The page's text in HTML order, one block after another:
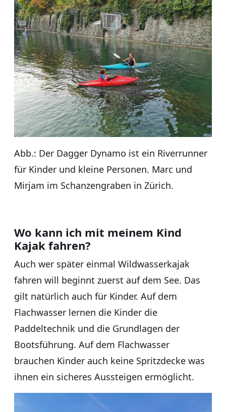
Abb.: Der Dagger Dynamo ist ein Riverrunner
für Kinder und kleine Personen. Marc und
Mirjam im Schanzengraben in Zürich.
Wo kann ich mit meinem Kind
Kajak fahren?
Auch wer später einmal Wildwasserkajak
fahren will beginnt zuerst auf dem See. Das
gilt natürlich auch für Kinder. Auf dem
Flachwasser lernen die Kinder die
Paddeltechnik und die Grundlagen der
Bootsführung. Auf dem Flachwasser
brauchen Kinder auch keine Spritzdecke was
ihnen ein sicheres Aussteigen ermöglicht.